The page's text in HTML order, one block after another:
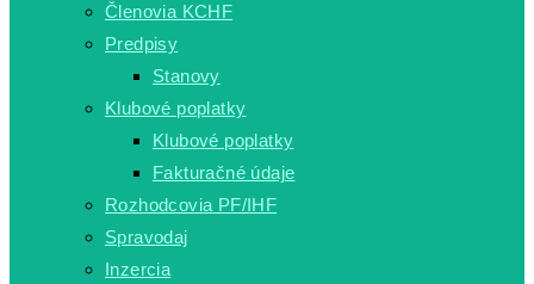
Členovia KCHF
Predpisy
Stanovy
Klubové poplatky
Klubové poplatky
Fakturačné údaje
Rozhodcovia PF/IHF
Spravodaj
Inzercia